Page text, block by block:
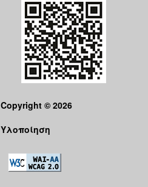
Copyright © 2026
Υλοποίηση